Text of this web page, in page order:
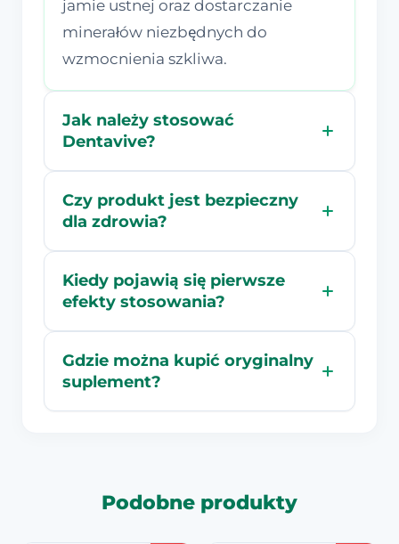
jamie ustnej oraz dostarczanie
minerałów niezbędnych do
wzmocnienia szkliwa.
Jak należy stosować
Dentavive?
Czy produkt jest bezpieczny
dla zdrowia?
Kiedy pojawią się pierwsze
efekty stosowania?
Gdzie można kupić oryginalny
suplement?
Podobne produkty